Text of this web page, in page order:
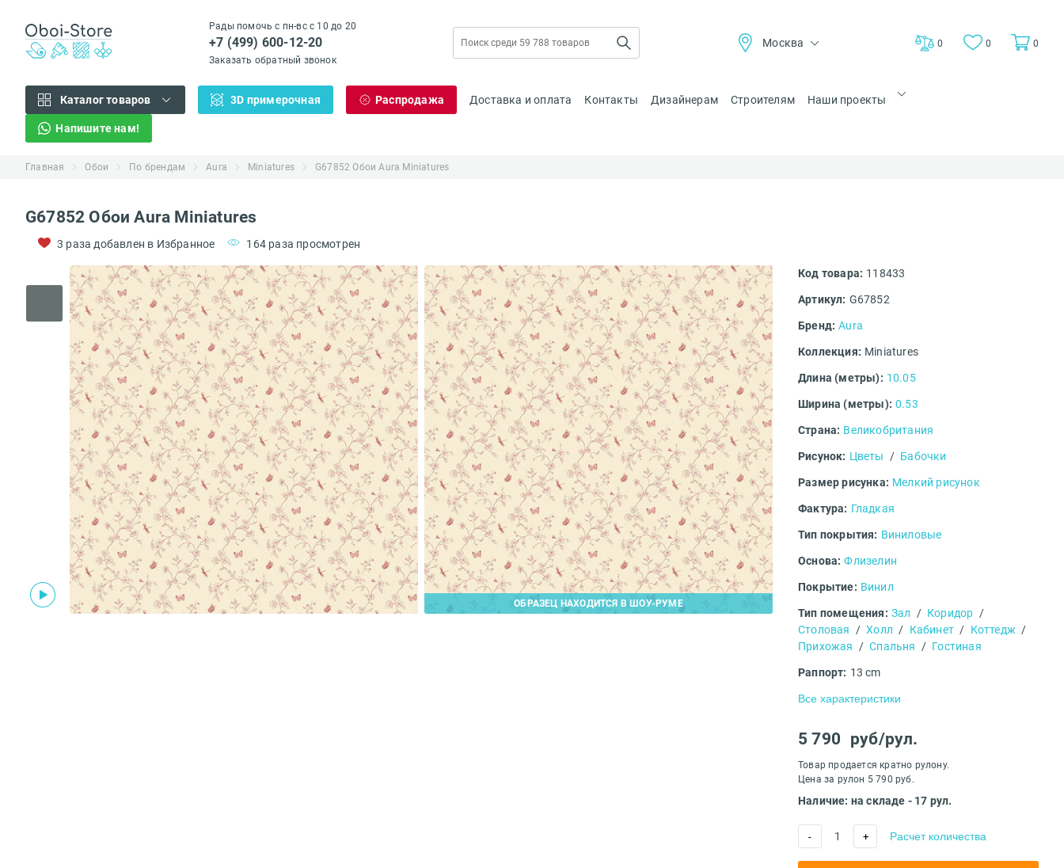
Рады помочь с пн-вс с 10 до 20
+7 (499) 600-12-20
Заказать обратный звонок
Москва 0 0 0
Каталог товаров 3D примерочная Распродажа Доставка и оплата Контакты Дизайнерам Строителям Наши проекты
Напишите нам!
Главная Обои По брендам Aura Miniatures G67852 Обои Aura Miniatures
G67852 Обои Aura Miniatures
3 раза добавлен в Избранное 164 раза просмотрен
ОБРАЗЕЦ НАХОДИТСЯ В ШОУ-РУМЕ
Код товара: 118433
Артикул: G67852
Бренд: Aura
Коллекция: Miniatures
Длина (метры): 10.05
Ширина (метры): 0.53
Страна: Великобритания
Рисунок: Цветы / Бабочки
Размер рисунка: Мелкий рисунок
Фактура: Гладкая
Тип покрытия: Виниловые
Основа: Флизелин
Покрытие: Винил
Тип помещения: Зал / Коридор /
Столовая
/ Холл / Кабинет / Коттедж /
Прихожая
/ Спальня / Гостиная
Раппорт: 13 cm
Все характеристики
5 790 руб/рул.
Товар продается кратно рулону.
Цена за рулон 5 790 руб.
Наличие: на складе - 17 рул.
- 1 + Расчет количества